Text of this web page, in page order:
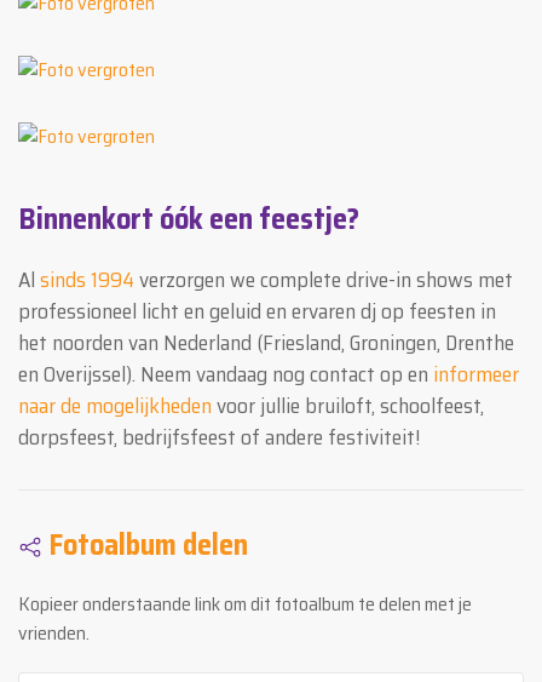
Binnenkort óók een feestje?
Alsinds 1994verzorgen we complete drive-in shows met
professioneel licht en geluid en ervaren dj op feesten in
het noorden van Nederland (Friesland, Groningen, Drenthe
en Overijssel). Neem vandaag nog contact op en informeer
naar de mogelijkhedenvoor jullie bruiloft, schoolfeest,
dorpsfeest, bedrijfsfeest of andere festiviteit!
Fotoalbum delen
Kopieer onderstaande link om dit fotoalbum te delen met je
vrienden.